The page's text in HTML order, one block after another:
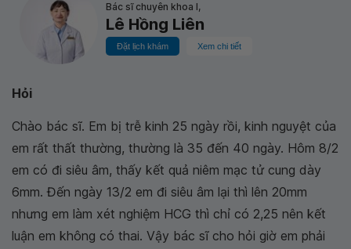
Bác sĩ chuyên khoa I,
Lê Hồng Liên
Đặt lịch khám Xem chi tiết
Hỏi
Chào bác sĩ. Em bị trễ kinh 25 ngày rồi, kinh nguyệt của
em rất thất thường, thường là 35 đến 40 ngày. Hôm 8/2
em có đi siêu âm, thấy kết quả niêm mạc tử cung dày
6mm. Đến ngày 13/2 em đi siêu âm lại thì lên 20mm
nhưng em làm xét nghiệm HCG thì chỉ có 2,25 nên kết
luận em không có thai. Vậy bác sĩ cho hỏi giờ em phải